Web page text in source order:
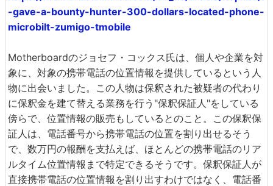
-gave-a-bounty-hunter-300-dollars-located-phone-
microbilt-zumigo-tmobile
Motherboardのジョセフ・コックス氏は、個人や企業を対
象に、対象の携帯電話の位置情報を提供しているという人
物に出会いました。この人物は保釈された被疑者の代わり
に保釈金を建て替える業務を行う"保釈保証人"をしている
傍らで、位置情報の販売もしているとのこと。この保釈保
証人は、電話番号から携帯電話の位置を割り出せるそう
で、数万円の報酬を支払えば、ほとんどの携帯電話のリア
ルタイム位置情報まで特定できるそうです。保釈保証人が
直接携帯電話の位置情報を割り出すわけではなく、電話番